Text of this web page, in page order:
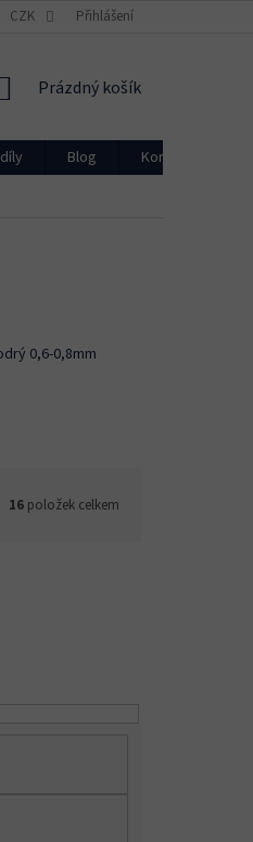
CZK Přihlášení
NÁKUPNÍ
Prázdný košík
Blog
Kontakty
0,6-0,8mm
16 položek celkem